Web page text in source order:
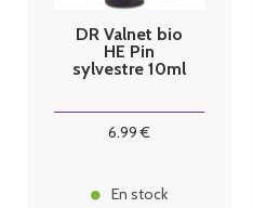
DR Valnet bio
HE Pin
sylvestre 10ml
6.99 €
En stock